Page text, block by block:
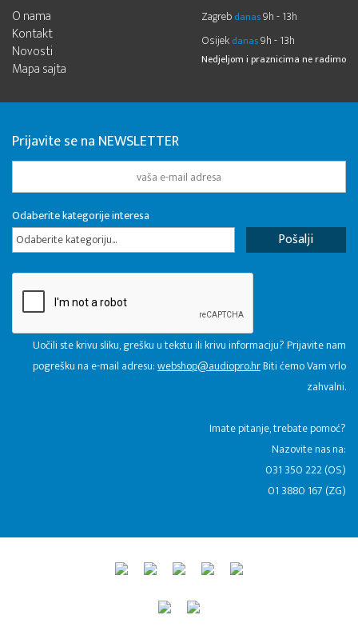
O nama
Kontakt
Novosti
Mapa sajta
Zagreb danas9h - 13h
Osijek danas9h - 13h
Nedjeljom i praznicima ne radimo
Prijavite se na NEWSLETTER
Odaberite kategorije interesa
Odaberite kategoriju...
Uočili ste krivu sliku, grešku u tekstu ili krivu informaciju? Prijavite nam
pogrešku na e-mail adresu:webshop@audiopro.hrBiti ćemo Vam vrlo
zahvalni.
​Imate pitanje, trebate pomoć?
Nazovite nas na:
031 350 222 (OS)
01 3880 167 (ZG)